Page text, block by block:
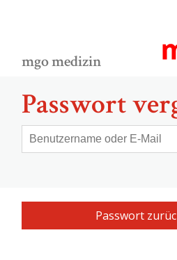
mgo medizin
Passwort